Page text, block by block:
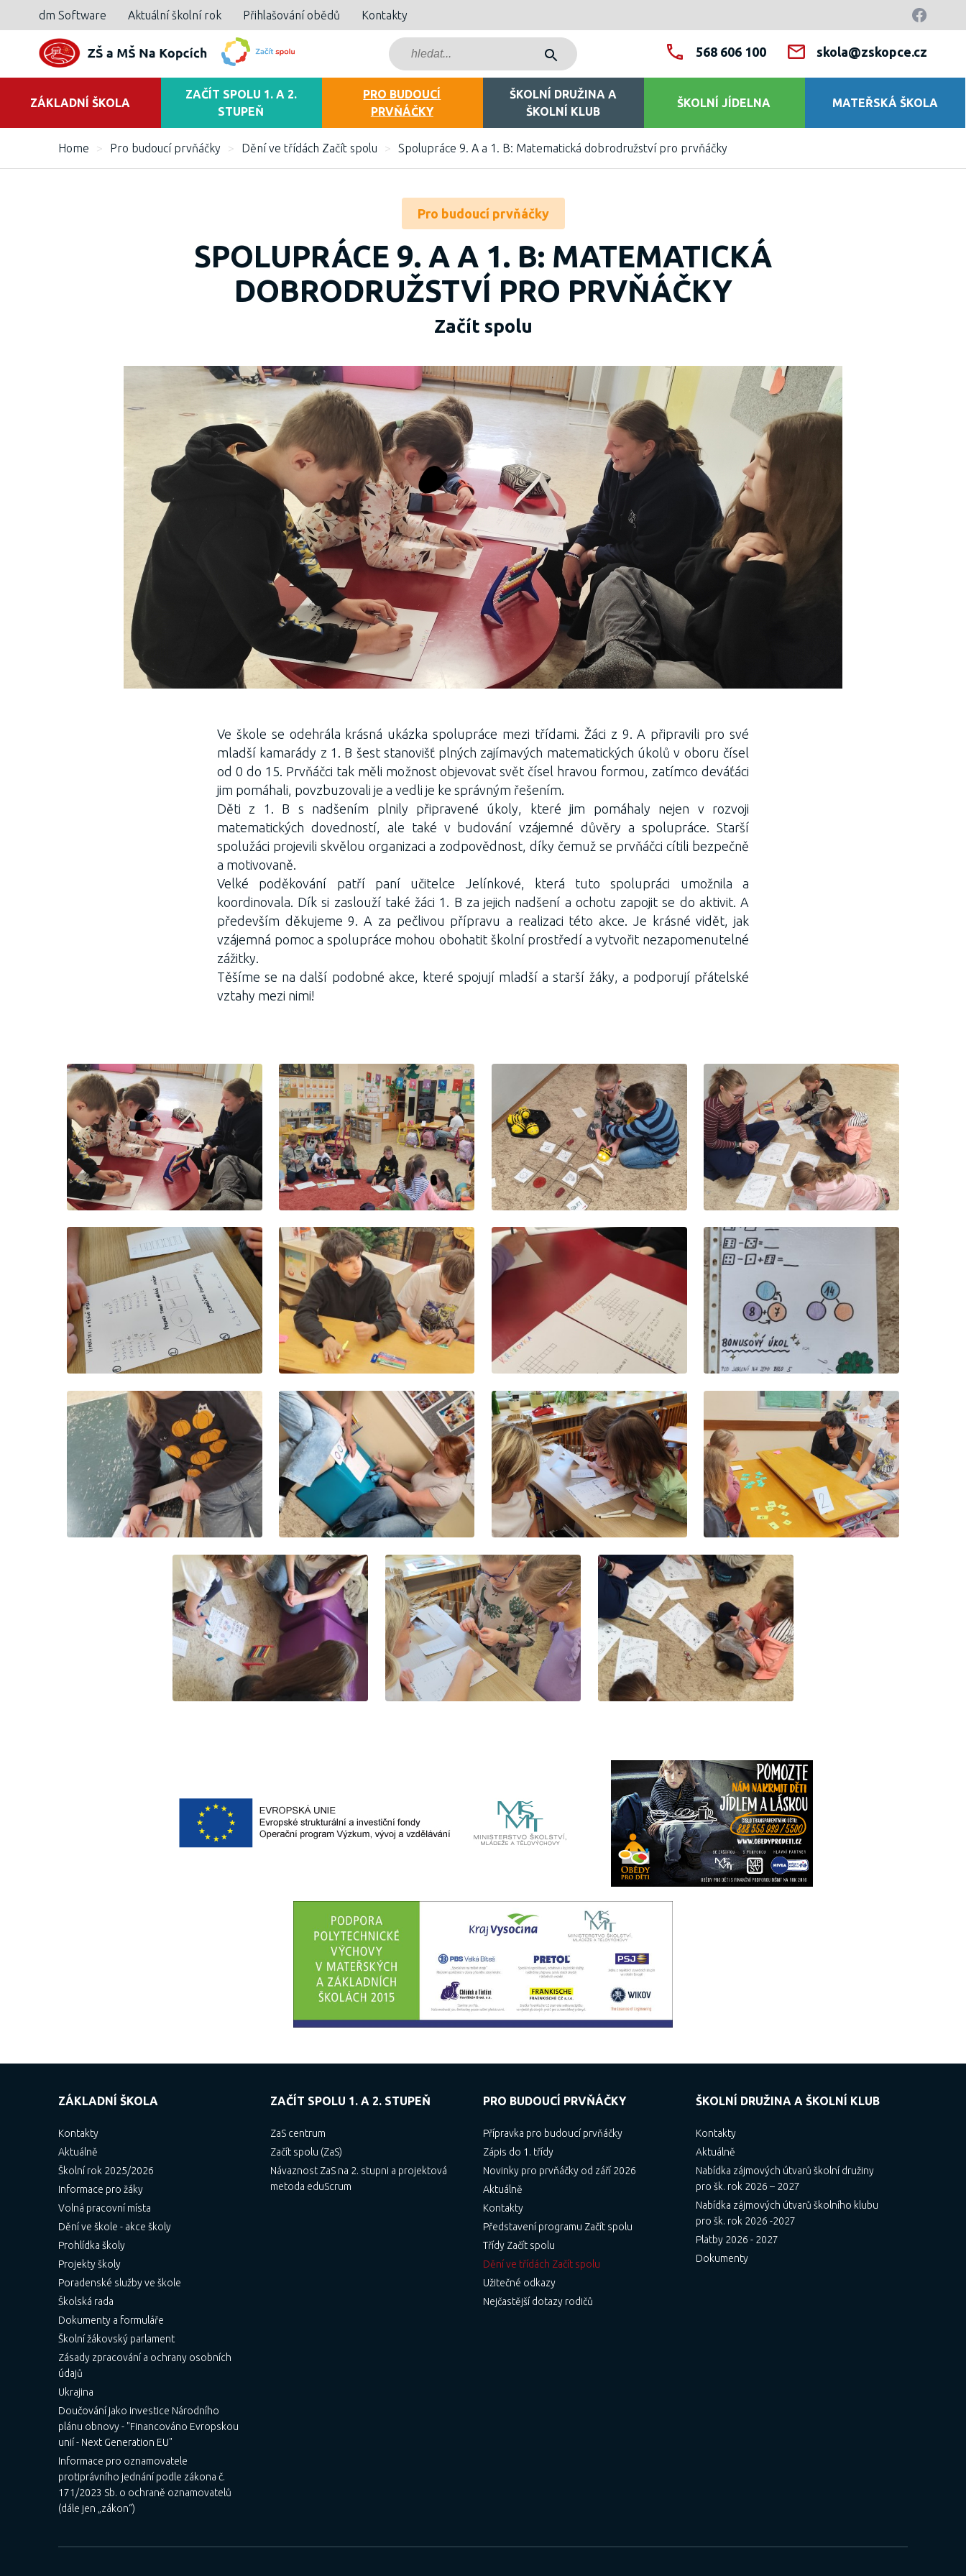
dm Software Aktuální školní rok Přihlašování obědů Kontakty
568 606 100 skola@zskopce.cz
ZÁKLADNÍ ŠKOLA
ZAČÍT SPOLU 1. A 2.
STUPEŇ
PRO BUDOUCÍ
PRVŇÁČKY
ŠKOLNÍ DRUŽINA A
ŠKOLNÍ KLUB
ŠKOLNÍ JÍDELNA MATEŘSKÁ ŠKOLA
Home > Pro budoucí prvňáčky > Dění ve třídách Začít spolu > Spolupráce 9. A a 1. B: Matematická dobrodružství pro prvňáčky
Pro budoucí prvňáčky
SPOLUPRÁCE 9. A A 1. B: MATEMATICKÁ
DOBRODRUŽSTVÍ PRO PRVŇÁČKY
Začít spolu
Ve škole se odehrála krásná ukázka spolupráce mezi třídami. Žáci z 9. A připravili pro své
mladší kamarády z 1. B šest stanovišť plných zajímavých matematických úkolů v oboru čísel
od 0 do 15. Prvňáčci tak měli možnost objevovat svět čísel hravou formou, zatímco deváťáci
jim pomáhali, povzbuzovali je a vedli je ke správným řešením.
Děti z 1. B s nadšením plnily připravené úkoly, které jim pomáhaly nejen v rozvoji
matematických dovedností, ale také v budování vzájemné důvěry a spolupráce. Starší
spolužáci projevili skvělou organizaci a zodpovědnost, díky čemuž se prvňáčci cítili bezpečně
a motivovaně.
Velké poděkování patří paní učitelce Jelínkové, která tuto spolupráci umožnila a
koordinovala. Dík si zaslouží také žáci 1. B za jejich nadšení a ochotu zapojit se do aktivit. A
především děkujeme 9. A za pečlivou přípravu a realizaci této akce. Je krásné vidět, jak
vzájemná pomoc a spolupráce mohou obohatit školní prostředí a vytvořit nezapomenutelné
zážitky.
Těšíme se na další podobné akce, které spojují mladší a starší žáky, a podporují přátelské
vztahy mezi nimi!
ZÁKLADNÍ ŠKOLA
Kontakty
Aktuálně
Školní rok 2025/2026
Informace pro žáky
Volná pracovní místa
Dění ve škole - akce školy
Prohlídka školy
Projekty školy
Poradenské služby ve škole
Školská rada
Dokumenty a formuláře
Školní žákovský parlament
Zásady zpracování a ochrany osobních
údajů
Ukrajina
Doučování jako investice Národního
plánu obnovy - "Financováno Evropskou
unií - Next Generation EU"
Informace pro oznamovatele
protiprávního jednání podle zákona č.
171/2023 Sb. o ochraně oznamovatelů
(dále jen „zákon“)
ZAČÍT SPOLU 1. A 2. STUPEŇ
ZaS centrum
Začít spolu (ZaS)
Návaznost ZaS na 2. stupni a projektová
metoda eduScrum
PRO BUDOUCÍ PRVŇÁČKY
Přípravka pro budoucí prvňáčky
Zápis do 1. třídy
Novinky pro prvňáčky od září 2026
Aktuálně
Kontakty
Představení programu Začít spolu
Třídy Začít spolu
Dění ve třídách Začít spolu
Užitečné odkazy
Nejčastější dotazy rodičů
ŠKOLNÍ DRUŽINA A ŠKOLNÍ KLUB
Kontakty
Aktuálně
Nabídka zájmových útvarů školní družiny
pro šk. rok 2026 – 2027
Nabídka zájmových útvarů školního klubu
pro šk. rok 2026 -2027
Platby 2026 - 2027
Dokumenty